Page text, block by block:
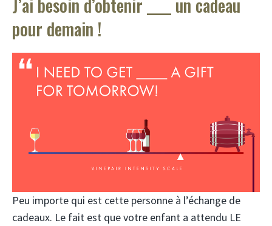
J’ai besoin d’obtenir ____ un cadeau
pour demain !
Peu importe qui est cette personne à l’échange de
cadeaux. Le fait est que votre enfant a attendu LE